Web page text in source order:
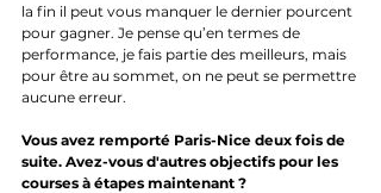
la fin il peut vous manquer le dernier pourcent
pour gagner. Je pense qu’en termes de
performance, je fais partie des meilleurs, mais
pour être au sommet, on ne peut se permettre
aucune erreur.
Vous avez remporté Paris-Nice deux fois de
suite. Avez-vous d'autres objectifs pour les
courses à étapes maintenant ?